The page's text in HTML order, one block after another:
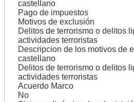
castellano
Pago de impuestos
Motivos de exclusión
Delitos de terrorismo o delitos
actividades terroristas
Descripcion de los motivos de
castellano
Delitos de terrorismo o delitos
actividades terroristas
Acuerdo Marco
No